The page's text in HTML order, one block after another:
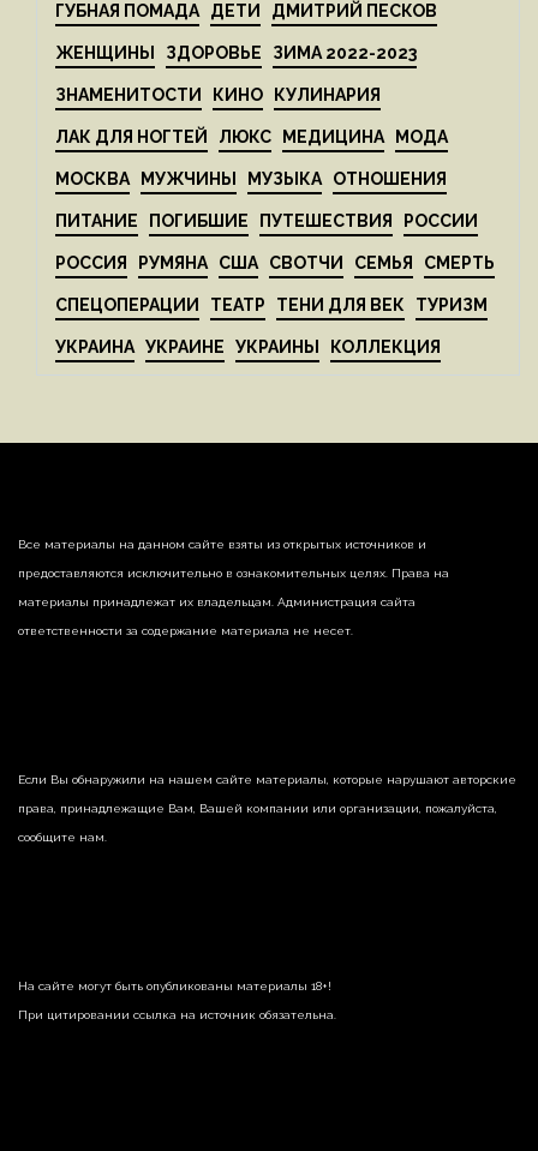
ГУБНАЯ ПОМАДА ДЕТИ ДМИТРИЙ ПЕСКОВ
ЖЕНЩИНЫ ЗДОРОВЬЕ ЗИМА 2022-2023
ЗНАМЕНИТОСТИ КИНО КУЛИНАРИЯ
ЛАК ДЛЯ НОГТЕЙ ЛЮКС МЕДИЦИНА МОДА
МОСКВА МУЖЧИНЫ МУЗЫКА ОТНОШЕНИЯ
ПИТАНИЕ ПОГИБШИЕ ПУТЕШЕСТВИЯ РОССИИ
РОССИЯ РУМЯНА США СВОТЧИ СЕМЬЯ СМЕРТЬ
СПЕЦОПЕРАЦИИ ТЕАТР ТЕНИ ДЛЯ ВЕК ТУРИЗМ
УКРАИНА УКРАИНЕ УКРАИНЫ КОЛЛЕКЦИЯ
Все материалы на данном сайте взяты из открытых источников и
предоставляются исключительно в ознакомительных целях. Права на
материалы принадлежат их владельцам. Администрация сайта
ответственности за содержание материала не несет.
Если Вы обнаружили на нашем сайте материалы, которые нарушают авторские
права, принадлежащие Вам, Вашей компании или организации, пожалуйста,
сообщите нам.
На сайте могут быть опубликованы материалы 18+!
При цитировании ссылка на источник обязательна.